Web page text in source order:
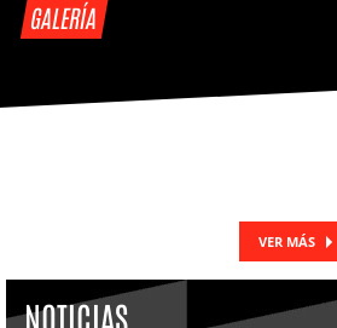
GALERÍA
VER MÁS
NOTICIAS